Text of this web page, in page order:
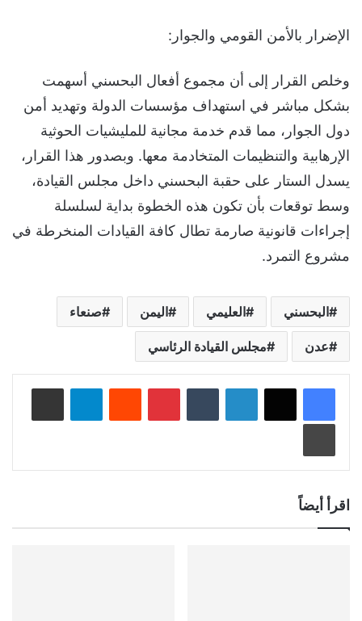
الإضرار بالأمن القومي والجوار:
وخلص القرار إلى أن مجموع أفعال البحسني أسهمت
بشكل مباشر في استهداف مؤسسات الدولة وتهديد أمن
دول الجوار، مما قدم خدمة مجانية للمليشيات الحوثية
الإرهابية والتنظيمات المتخادمة معها. وبصدور هذا القرار،
يسدل الستار على حقبة البحسني داخل مجلس القيادة،
وسط توقعات بأن تكون هذه الخطوة بداية لسلسلة
إجراءات قانونية صارمة تطال كافة القيادات المنخرطة في
مشروع التمرد.
البحسني العليمي اليمن صنعاء
عدن مجلس القيادة الرئاسي
لينكدإن بينتيريست
اقرأ أيضاً